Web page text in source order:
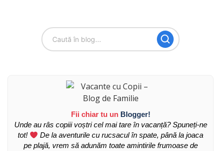
Fii chiar tu un Blogger!
Unde au râs copiii voștri cel mai tare în vacanță? Spuneți-ne
tot!
De la aventurile cu rucsacul în spate, până la joaca
pe plajă, vrem să adunăm toate amintirile frumoase de